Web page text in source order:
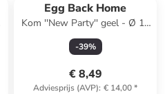
Egg Back Home
Kom ''New Party'' geel - Ø 12
cm
-39%
€ 8,49
Adviesprijs (AVP): € 14,00*